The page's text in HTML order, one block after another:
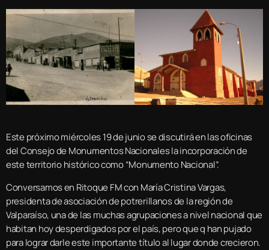
Este próximo miércoles 19 de junio se discutirá en las oficinas
del Consejo de Monumentos Nacionales la incorporación de
este territorio histórico como “Monumento Nacional”.
Conversamos en Ritoque FM con María Cristina Vargas,
presidenta de asociación de potrerillanos de la región de
Valparaíso, una de las muchas agrupaciones a nivel nacional que
habitan hoy desperdigados por el país, pero que q han pujado
para lograr darle este importante título al lugar donde crecieron.